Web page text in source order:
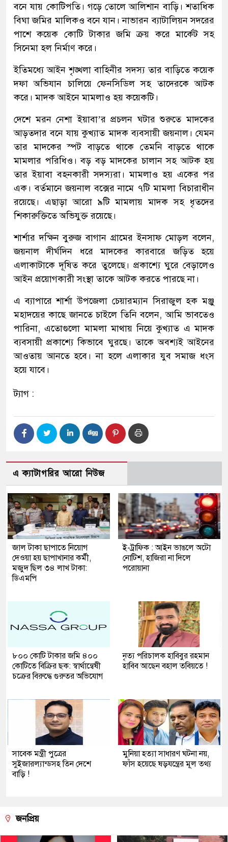
বনে যায় কোটিপতি। গড়ে তোলে আলিশান বাড়ি। শতাধিক
বিঘা জমির মালিকও বনে যান। নাভারন ব্যাটালিয়ন সদরের
পাশে কয়েক কোটি টাকার জমি ক্রয় করে মার্কেট সহ
সিনেমা হল নির্মাণ করে।
ইতিমধ্যে আইন শৃঙ্খলা বাহিনীর সদস্য তার বাড়িতে কয়েক
দফা অভিযান চালিয়ে ফেনসিডিল সহ তাদেরকে আটক
করে। মাদক আইনে মামলাও হয় কয়েকটি।
দেশে মরন নেশা ইয়াবা’র প্রচলন ঘটার শুরুতে মাদকের
আড়তদার বনে যায় কুখ্যাত মাদক ব্যবসায়ী জয়নাল। যেমন
তার মাদকের স্পট বাড়তে থাকে তেমনি বাড়তে থাকে
মামলার পরিধিও। বড় বড় মাদকের চালান সহ আটক হয়
তার ইয়াবা বহনকারী সদস্যরা। মামলাও হয় একের পর
এক। বর্তমানে জয়নাল বক্সের নামে ৭টি মামলা বিচারাধীন
রয়েছে। এছাড়া আরো ৯টি মামলায় মাদক সহ ধৃতদের
শিকারুক্তিতে অভিযুক্ত রয়েছে।
শার্শার দক্ষিন বুরুজ বাগান গ্রামের ইনসাফ মোড়ল বলেন,
জয়নাল দীর্ঘদিন ধরে মাদকের কারবারে জড়িত হয়ে
এলাকাটাকে দূষিত করে তুলেছে। প্রকাশ্যে ঘুরে বেড়ালেও
আইন প্রয়োগকারী সংস্থা তাকে আটক করতে পারছে না।
এ ব্যাপারে শার্শা উপজেলা চেয়ারম্যান সিরাজুল হক মঞ্জু
মহাদয়ের কাছে জানতে চাইলে তিনি বলেন, আমি ভাবতেও
পারিনা, এতোগুলো মামলা মাথায় নিয়ে কুখ্যাত এ মাদক
ব্যবসায়ী প্রকাশ্যে কিভাবে ঘুরছে। তাকে অবশ্যই আইনের
আওতায় আনতে হবে। না হলে এলাকার যুব সমাজ ধংস
হয়ে যাবে।
ট্যাগ :
এ ক্যাটাগরির আরো নিউজ
জাল টাকা ছাপাতে নিয়োগ
দেওয়া হয় ছাপাখানার কর্মী,
মজুদ ছিল ৩৪ লাখ টাকা:
ডিএমপি
ই-ট্রাফিক : আইন ভাঙলে অটো
নোটিশ, হাজিরা না দিলে
পরোয়ানা
৮০০ কোটি টাকার জমি ৪০০
কোটিতে বিক্রির ছক: স্বার্থান্বেষী
চক্রের বিরুদ্ধে গুরুতর অভিযোগ
নৃত্য পরিচালক হাবিবুর রহমান
হাবিব আছেন বহাল তবিয়তে !
সাবেক মন্ত্রী পুত্রের
সুইজারল্যান্ডসহ তিন দেশে
বাড়ি !
মুনিয়া হত্যা সাধারণ ঘটনা নয়,
ফাঁস হয়েছে ষড়যন্ত্রের মূল তথ্য
জনপ্রিয়